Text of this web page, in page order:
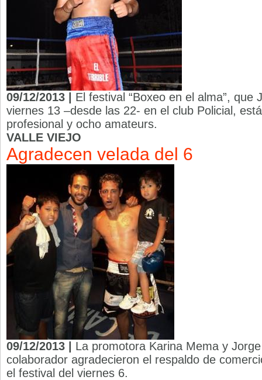
09/12/2013 | El festival “Boxeo en el alma”, que
viernes 13 –desde las 22- en el club Policial,
profesional y ocho amateurs.
VALLE VIEJO
Agradecen velada del 6
09/12/2013 | La promotora Karina Mema y
colaborador agradecieron el respaldo de
el festival del viernes 6.